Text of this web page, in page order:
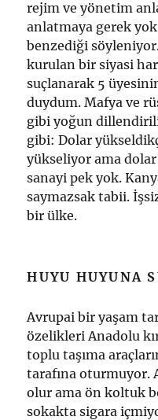
rejim ve yönetim
anlatmaya gerek
benzediği
kurulan bir siyasi
suçlanarak 5
duydum. Mafya ve
gibi yoğun
gibi: Dolar
yükseliyor ama
sanayi pek yok.
saymazsak tabii.
bir ülke.
HUYU HUYUNA
Avrupai bir yaşam
özelikleri Anadolu
toplu taşıma
tarafına oturmuyor.
olur ama ön koltuk
sokakta sigara